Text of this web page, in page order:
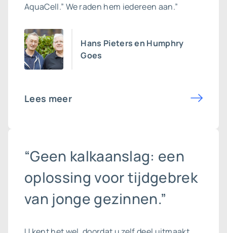
AquaCell.” We raden hem iedereen aan.”
Hans Pieters en Humphry
Goes
Lees meer
“Geen kalkaanslag: een
oplossing voor tijdgebrek
van jonge gezinnen.”